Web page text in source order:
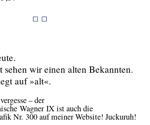
sehen wir einen alten Bekannten.
auf »alt«.
– der
Wagner IX ist auch die
Nr. 300 auf meiner Website! Juckuruh!